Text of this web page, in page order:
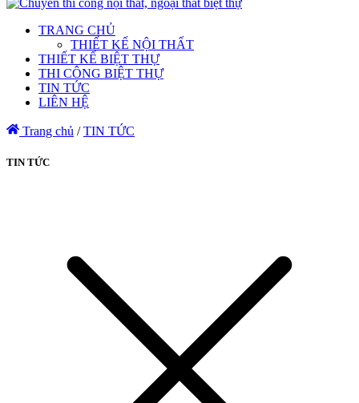
TRANG CHỦ
THIẾT KẾ NỘI THẤT
THIẾT KẾ BIỆT THỰ
THI CÔNG BIỆT THỰ
TIN TỨC
LIÊN HỆ
Trang chủ / TIN TỨC
TIN TỨC